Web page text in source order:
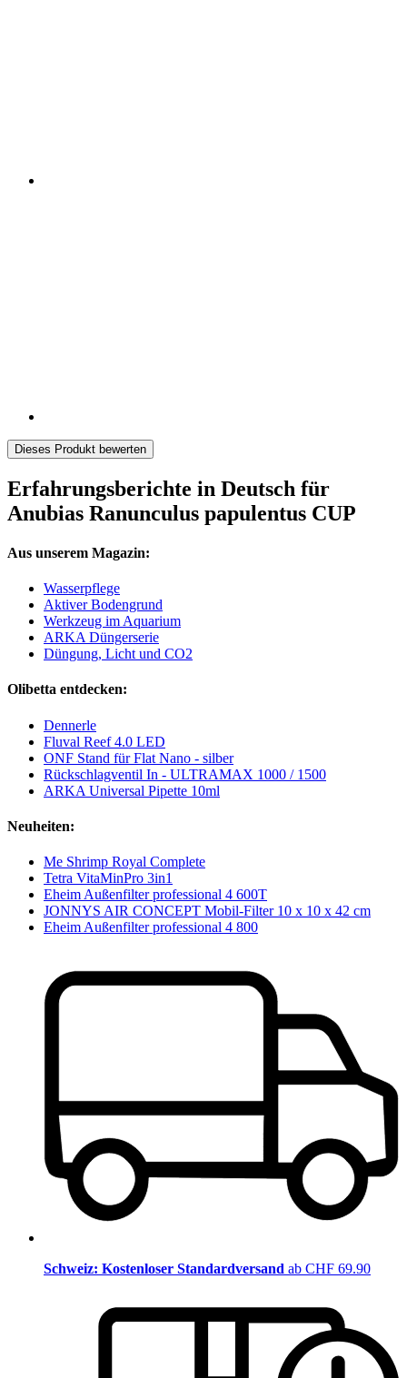
Dieses Produkt bewerten
Erfahrungsberichte in Deutsch für
Anubias Ranunculus papulentus CUP
Aus unserem Magazin:
Wasserpflege
Aktiver Bodengrund
Werkzeug im Aquarium
ARKA Düngerserie
Düngung, Licht und CO2
Olibetta entdecken:
Dennerle
Fluval Reef 4.0 LED
ONF Stand für Flat Nano - silber
Rückschlagventil In - ULTRAMAX 1000 / 1500
ARKA Universal Pipette 10ml
Neuheiten:
Me Shrimp Royal Complete
Tetra VitaMinPro 3in1
Eheim Außenfilter professional 4 600T
JONNYS AIR CONCEPT Mobil-Filter 10 x 10 x 42 cm
Eheim Außenfilter professional 4 800
Schweiz: Kostenloser Standardversand ab CHF 69.90